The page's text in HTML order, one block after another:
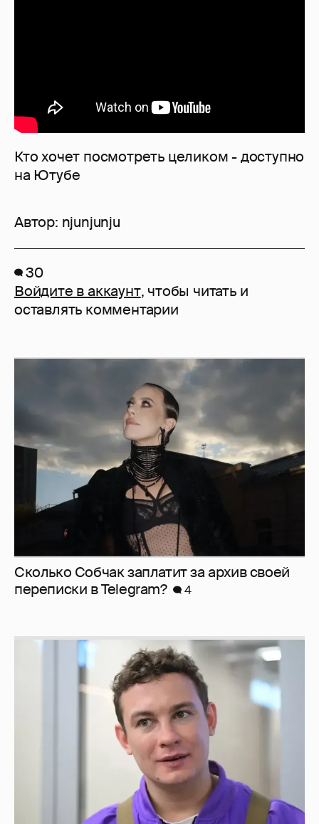
Кто хочет посмотреть целиком - доступно
на Ютубе
Автор: njunjunju
30
Войдите в аккаунт, чтобы читать и
оставлять комментарии
Сколько Собчак заплатит за архив своей
перeписки в Telegram?
4